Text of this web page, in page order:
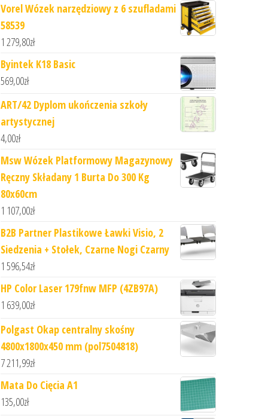
Vorel Wózek narzędziowy z 6 szufladami
58539
1 279,80zł
Byintek K18 Basic
569,00zł
ART/42 Dyplom ukończenia szkoły
artystycznej
4,00zł
Msw Wózek Platformowy Magazynowy
Ręczny Składany 1 Burta Do 300 Kg
80x60cm
1 107,00zł
B2B Partner Plastikowe Ławki Visio, 2
Siedzenia + Stołek, Czarne Nogi Czarny
1 596,54zł
HP Color Laser 179fnw MFP (4ZB97A)
1 639,00zł
Polgast Okap centralny skośny
4800x1800x450 mm (pol7504818)
7 211,99zł
Mata Do Cięcia A1
135,00zł